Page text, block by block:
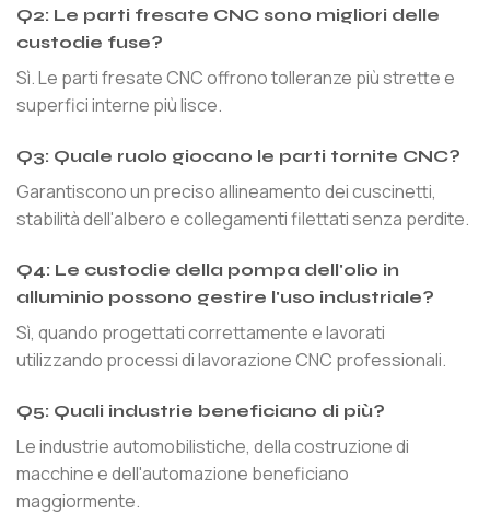
Q2: Le parti fresate CNC sono migliori delle
custodie fuse?
Sì. Le parti fresate CNC offrono tolleranze più strette e
superfici interne più lisce.
Q3: Quale ruolo giocano le parti tornite CNC?
Garantiscono un preciso allineamento dei cuscinetti,
stabilità dell'albero e collegamenti filettati senza perdite.
Q4: Le custodie della pompa dell'olio in
alluminio possono gestire l'uso industriale?
Sì, quando progettati correttamente e lavorati
utilizzando processi di lavorazione CNC professionali.
Q5: Quali industrie beneficiano di più?
Le industrie automobilistiche, della costruzione di
macchine e dell'automazione beneficiano
maggiormente.